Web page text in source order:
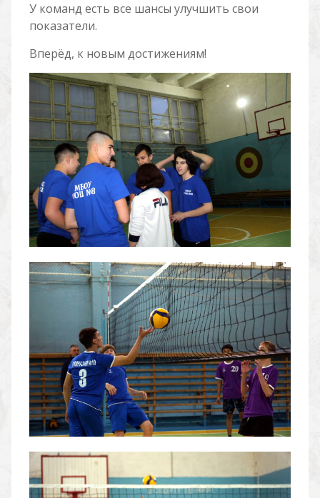
У команд есть все шансы улучшить свои
показатели.
Вперёд, к новым достижениям!